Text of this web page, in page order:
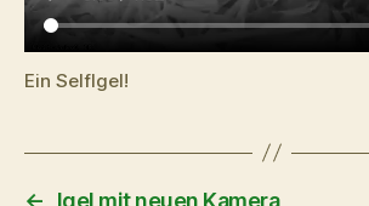
Ein SelfIgel!
←
Igel mit neuen Kamera